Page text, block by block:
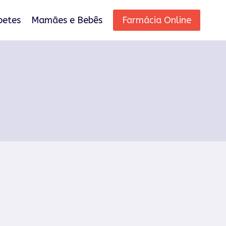
Mamães e Bebês Farmácia Online